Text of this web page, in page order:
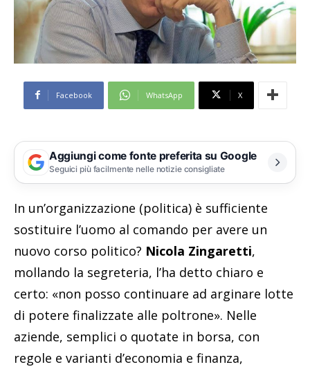
Facebook WhatsApp X
Aggiungi come fonte preferita su Google
Seguici più facilmente nelle notizie consigliate
In un’organizzazione (politica) è sufficiente
sostituire l’uomo al comando per avere un
nuovo corso politico? Nicola Zingaretti,
mollando la segreteria, l’ha detto chiaro e
certo: «non posso continuare ad arginare lotte
di potere finalizzate alle poltrone». Nelle
aziende, semplici o quotate in borsa, con
regole e varianti d’economia e finanza,